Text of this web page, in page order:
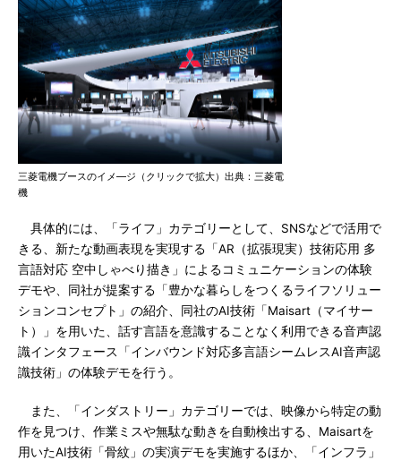
三菱電機ブースのイメ―ジ（クリックで拡大）出典：三菱電
機
具体的には、「ライフ」カテゴリーとして、SNSなどで活用で
きる、新たな動画表現を実現する「AR（拡張現実）技術応用 多
言語対応 空中しゃべり描き」によるコミュニケーションの体験
デモや、同社が提案する「豊かな暮らしをつくるライフソリュー
ションコンセプト」の紹介、同社のAI技術「Maisart（マイサー
ト）」を用いた、話す言語を意識することなく利用できる音声認
識インタフェース「インバウンド対応多言語シームレスAI音声認
識技術」の体験デモを行う。
また、「インダストリー」カテゴリーでは、映像から特定の動
作を見つけ、作業ミスや無駄な動きを自動検出する、Maisartを
用いたAI技術「骨紋」の実演デモを実施するほか、「インフラ」